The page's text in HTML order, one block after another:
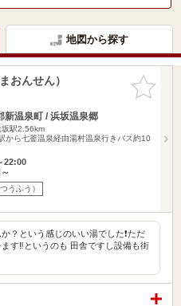
地図から探す
お気に入
りに追加
おんせん）
新温泉町 / 浜坂温泉郷
坂駅2.56km
から七釜温泉経由湯村温泉行きバス約10
22:00
うふう）
？という感じのいい湯でした❗ただ
す‼️というのも 田舎ですし設備も街